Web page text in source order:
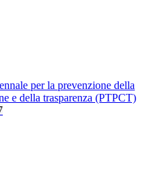
per la prevenzione della
e della trasparenza (PTPCT)